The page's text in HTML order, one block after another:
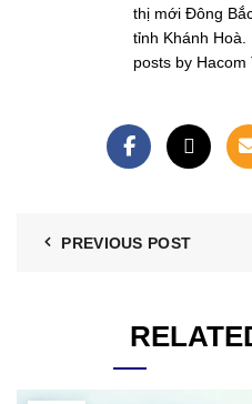
thị mới Đông
tỉnh Khánh Hoà.
posts by Hacom
PREVIOUS POST